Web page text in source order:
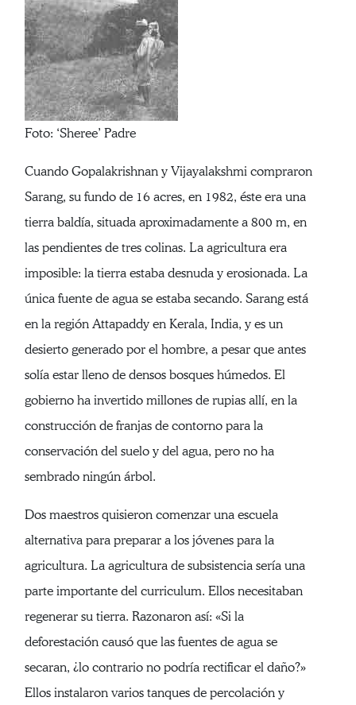
Foto: ‘Sheree’ Padre
Cuando Gopalakrishnan y Vijayalakshmi compraron
Sarang, su fundo de 16 acres, en 1982, éste era una
tierra baldía, situada aproximadamente a 800 m, en
las pendientes de tres colinas. La agricultura era
imposible: la tierra estaba desnuda y erosionada. La
única fuente de agua se estaba secando. Sarang está
en la región Attapaddy en Kerala, India, y es un
desierto generado por el hombre, a pesar que antes
solía estar lleno de densos bosques húmedos. El
gobierno ha invertido millones de rupias allí, en la
construcción de franjas de contorno para la
conservación del suelo y del agua, pero no ha
sembrado ningún árbol.
Dos maestros quisieron comenzar una escuela
alternativa para preparar a los jóvenes para la
agricultura. La agricultura de subsistencia sería una
parte importante del curriculum. Ellos necesitaban
regenerar su tierra. Razonaron así: «Si la
deforestación causó que las fuentes de agua se
secaran, ¿lo contrario no podría rectificar el daño?»
Ellos instalaron varios tanques de percolación y